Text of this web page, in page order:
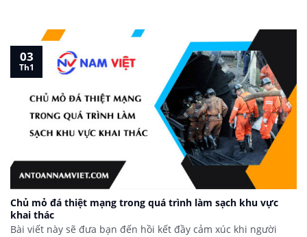
Chủ mỏ đá thiệt mạng trong quá trình làm sạch khu vực
khai thác
Bài viết này sẽ đưa bạn đến hồi kết đầy cảm xúc khi người
03
Th1